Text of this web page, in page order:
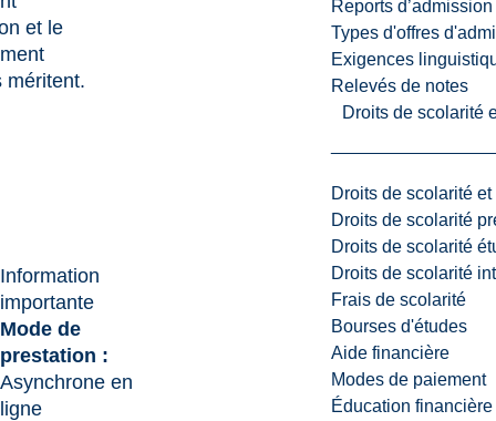
Reports d’admission
Types d'offres
Exigences
Relevés de notes
Droits de scolarité
Droits de scolarité
Droits de scolarité
Droits de scolarité
Droits de scolarité
Frais de scolarité
Bourses d'études
Aide financière
Modes de paiement
Éducation financière
et le
méritent.
Information
importante
Mode de
prestation :
Asynchrone en
ligne